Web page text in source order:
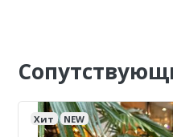
Хит NEW